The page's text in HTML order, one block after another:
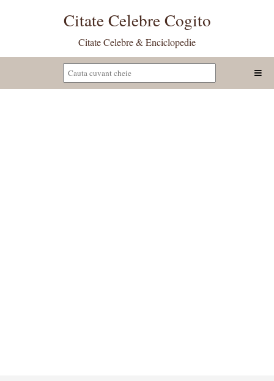
Citate Celebre Cogito
Citate Celebre & Enciclopedie